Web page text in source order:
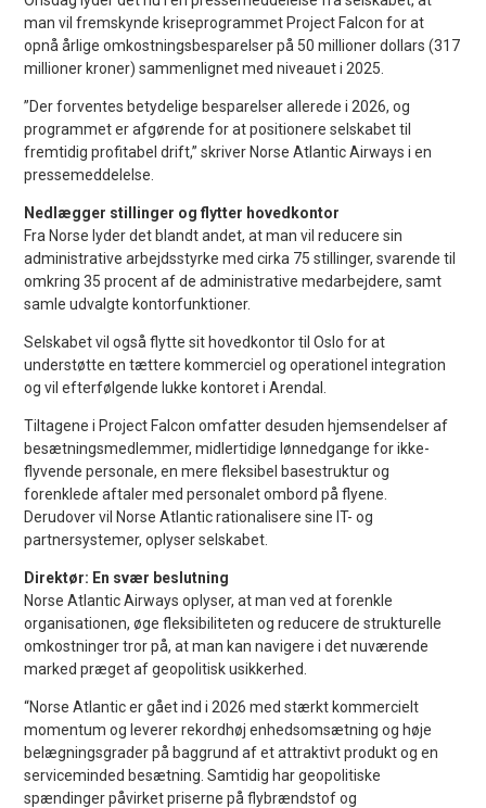
man vil fremskynde kriseprogrammet Project Falcon for at
opnå årlige omkostningsbesparelser på 50 millioner dollars (317
millioner kroner) sammenlignet med niveauet i 2025.
”Der forventes betydelige besparelser allerede i 2026, og
programmet er afgørende for at positionere selskabet til
fremtidig profitabel drift,” skriver Norse Atlantic Airways i en
pressemeddelelse.
Nedlægger stillinger og flytter hovedkontor
Fra Norse lyder det blandt andet, at man vil reducere sin
administrative arbejdsstyrke med cirka 75 stillinger, svarende til
omkring 35 procent af de administrative medarbejdere, samt
samle udvalgte kontorfunktioner.
Selskabet vil også flytte sit hovedkontor til Oslo for at
understøtte en tættere kommerciel og operationel integration
og vil efterfølgende lukke kontoret i Arendal.
Tiltagene i Project Falcon omfatter desuden hjemsendelser af
besætningsmedlemmer, midlertidige lønnedgange for ikke-
flyvende personale, en mere fleksibel basestruktur og
forenklede aftaler med personalet ombord på flyene.
Derudover vil Norse Atlantic rationalisere sine IT- og
partnersystemer, oplyser selskabet.
Direktør: En svær beslutning
Norse Atlantic Airways oplyser, at man ved at forenkle
organisationen, øge fleksibiliteten og reducere de strukturelle
omkostninger tror på, at man kan navigere i det nuværende
marked præget af geopolitisk usikkerhed.
“Norse Atlantic er gået ind i 2026 med stærkt kommercielt
momentum og leverer rekordhøj enhedsomsætning og høje
belægningsgrader på baggrund af et attraktivt produkt og en
serviceminded besætning. Samtidig har geopolitiske
spændinger påvirket priserne på flybrændstof og